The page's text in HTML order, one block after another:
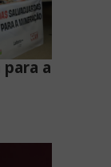
a